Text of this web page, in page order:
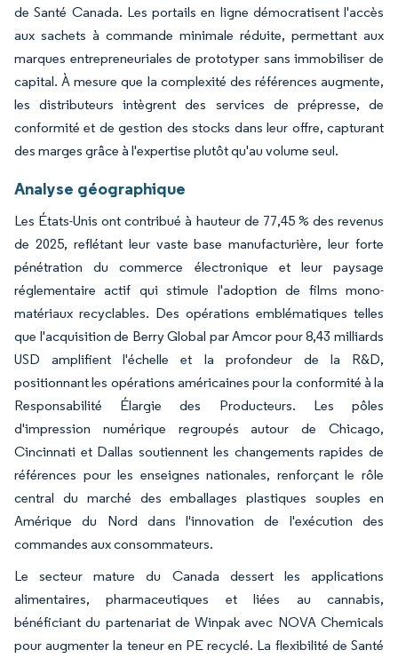
de Santé Canada. Les portails en ligne démocratisent l'accès
aux sachets à commande minimale réduite, permettant aux
marques entrepreneuriales de prototyper sans immobiliser de
capital. À mesure que la complexité des références augmente,
les distributeurs intègrent des services de prépresse, de
conformité et de gestion des stocks dans leur offre, capturant
des marges grâce à l'expertise plutôt qu'au volume seul.
Analyse géographique
Les États-Unis ont contribué à hauteur de 77,45 % des revenus
de 2025, reflétant leur vaste base manufacturière, leur forte
pénétration du commerce électronique et leur paysage
réglementaire actif qui stimule l'adoption de films mono-
matériaux recyclables. Des opérations emblématiques telles
que l'acquisition de Berry Global par Amcor pour 8,43 milliards
USD amplifient l'échelle et la profondeur de la R&D,
positionnant les opérations américaines pour la conformité à la
Responsabilité Élargie des Producteurs. Les pôles
d'impression numérique regroupés autour de Chicago,
Cincinnati et Dallas soutiennent les changements rapides de
références pour les enseignes nationales, renforçant le rôle
central du marché des emballages plastiques souples en
Amérique du Nord dans l'innovation de l'exécution des
commandes aux consommateurs.
Le secteur mature du Canada dessert les applications
alimentaires, pharmaceutiques et liées au cannabis,
bénéficiant du partenariat de Winpak avec NOVA Chemicals
pour augmenter la teneur en PE recyclé. La flexibilité de Santé